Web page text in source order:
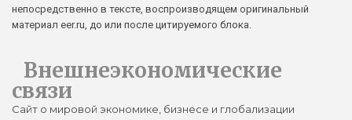
непосредственно в тексте, воспроизводящем оригинальный
материал eer.ru, до или после цитируемого блока.
Внешнеэкономические
связи
Сайт о мировой экономике, бизнесе и глобализации